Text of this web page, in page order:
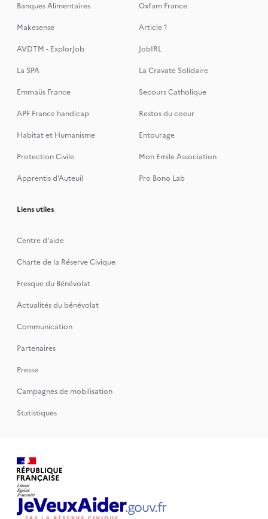
Banques Alimentaires
Oxfam France
Makesense
Article 1
AVDTM - ExplorJob
JobIRL
La SPA
La Cravate Solidaire
Emmaüs France
Secours Catholique
APF France handicap
Restos du coeur
Habitat et Humanisme
Entourage
Protection Civile
Mon Emile Association
Apprentis d’Auteuil
Pro Bono Lab
Liens utiles
Centre d'aide
Charte de la Réserve Civique
Fresque du Bénévolat
Actualités du bénévolat
Communication
Partenaires
Presse
Campagnes de mobilisation
Statistiques